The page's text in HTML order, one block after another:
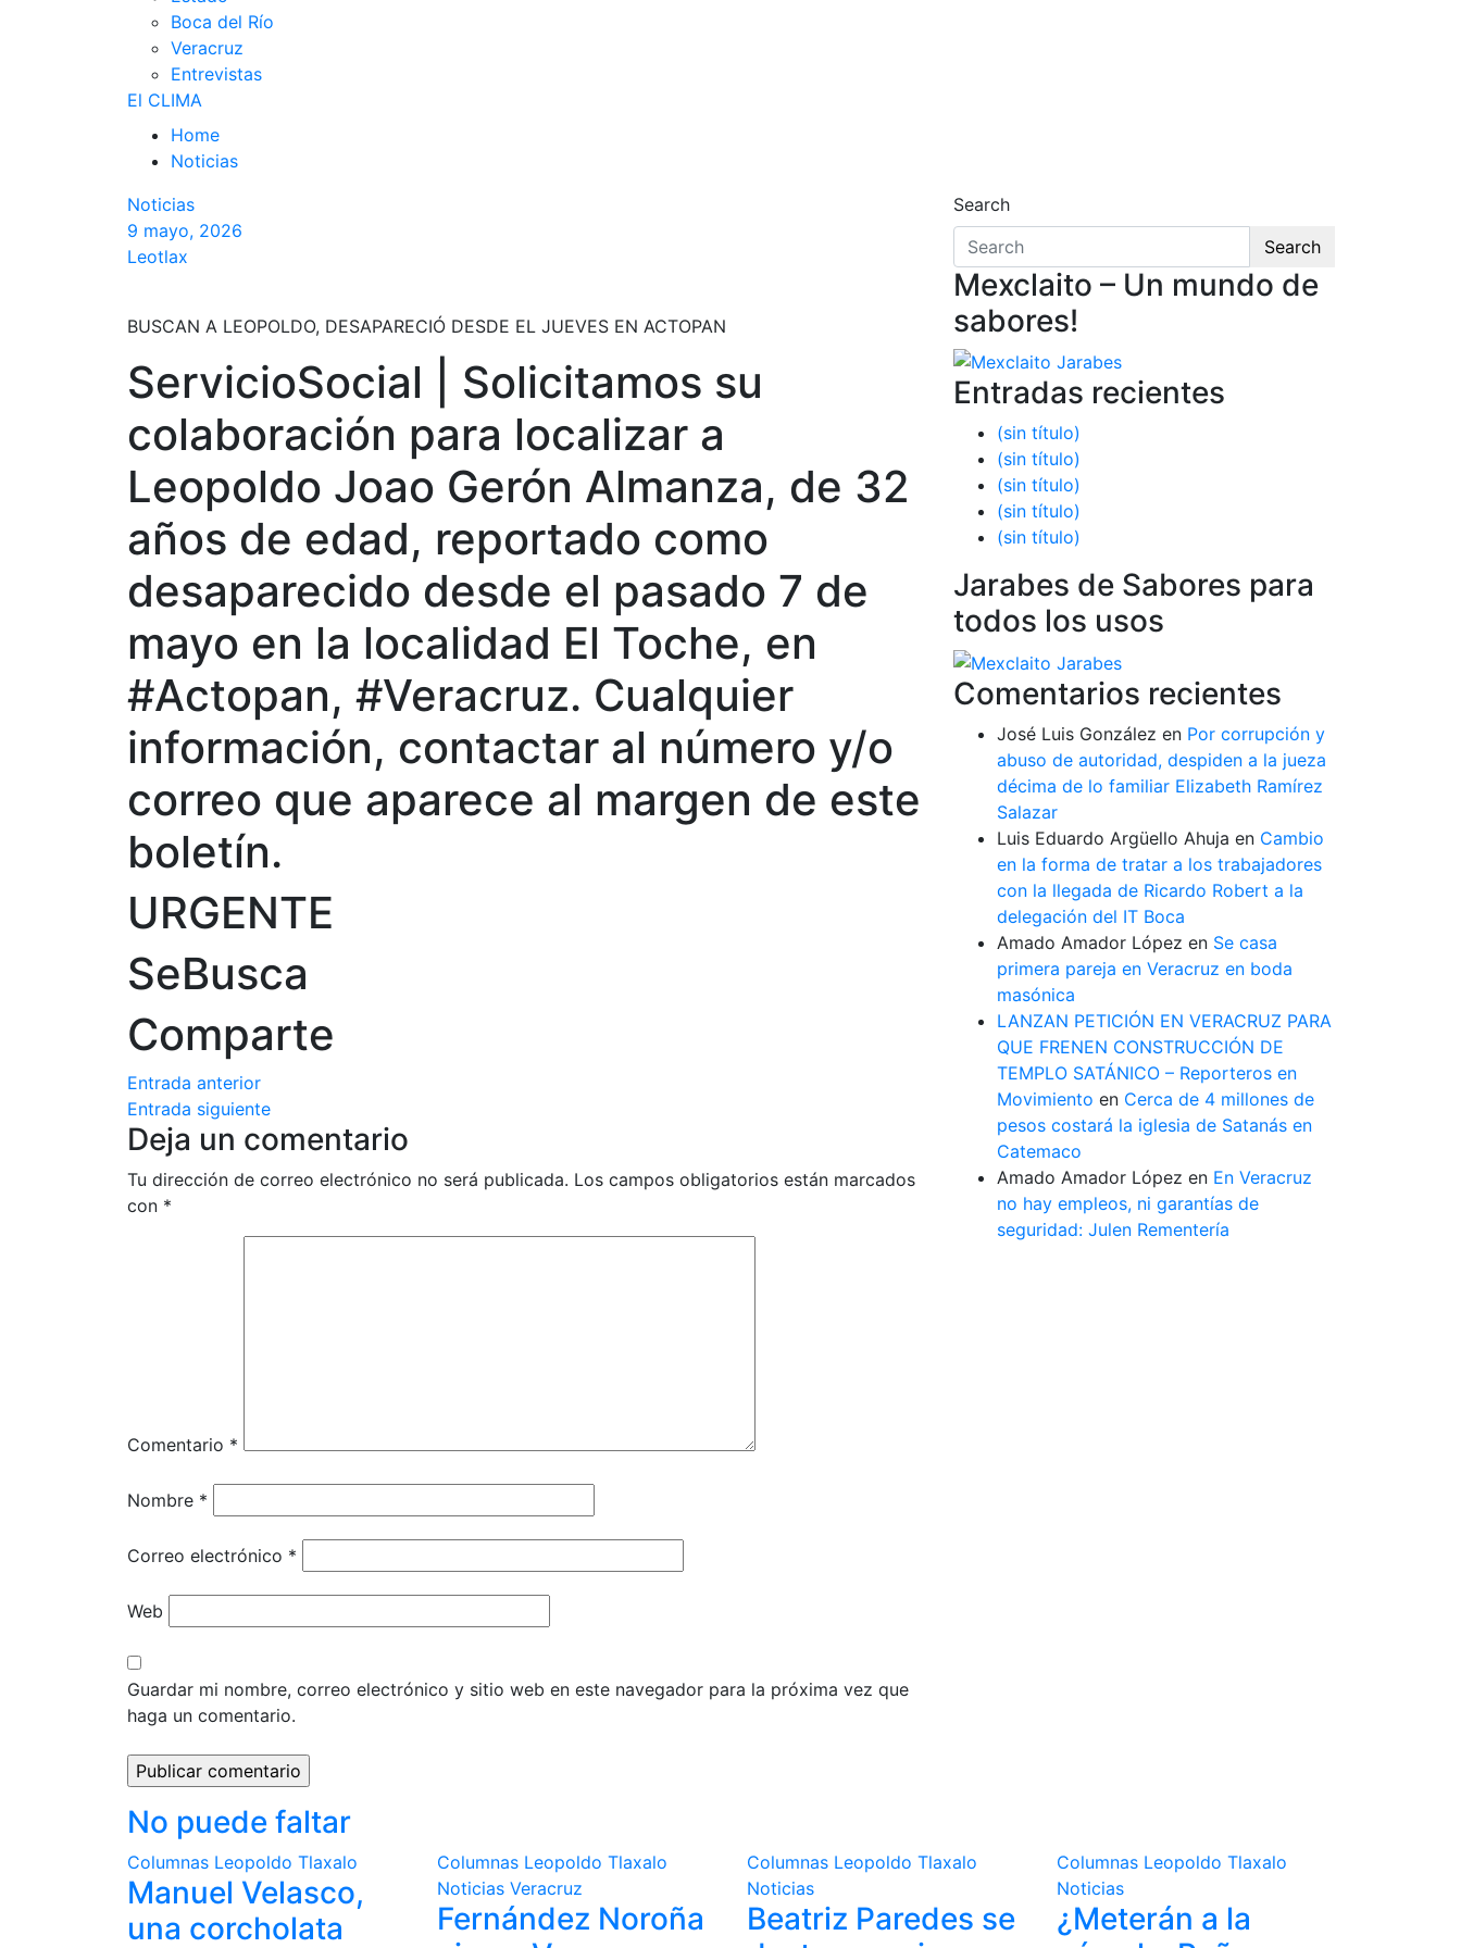
Boca del Río
Veracruz
Entrevistas
El CLIMA
Home
Noticias
Noticias
9 mayo, 2026
Leotlax
BUSCAN A LEOPOLDO, DESAPARECIÓ DESDE EL JUEVES EN ACTOPAN
ServicioSocial | Solicitamos su
colaboración para localizar a
Leopoldo Joao Gerón Almanza, de 32
años de edad, reportado como
desaparecido desde el pasado 7 de
mayo en la localidad El Toche, en
#Actopan, #Veracruz. Cualquier
información, contactar al número y/o
correo que aparece al margen de este
boletín.
URGENTE
SeBusca
Comparte
Entrada anterior
Entrada siguiente
Deja un comentario
Tu dirección de correo electrónico no será publicada. Los campos obligatorios están marcados
con *
Comentario *
Nombre *
Correo electrónico *
Web
Guardar mi nombre, correo electrónico y sitio web en este navegador para la próxima vez que
haga un comentario.
Search
Search
Mexclaito – Un mundo de
sabores!
Entradas recientes
(sin título)
(sin título)
(sin título)
(sin título)
(sin título)
Jarabes de Sabores para
todos los usos
Comentarios recientes
José Luis González en Por corrupción y
abuso de autoridad, despiden a la jueza
décima de lo familiar Elizabeth Ramírez
Salazar
Luis Eduardo Argüello Ahuja en Cambio
en la forma de tratar a los trabajadores
con la llegada de Ricardo Robert a la
delegación del IT Boca
Amado Amador López en Se casa
primera pareja en Veracruz en boda
masónica
LANZAN PETICIÓN EN VERACRUZ PARA
QUE FRENEN CONSTRUCCIÓN DE
TEMPLO SATÁNICO – Reporteros en
Movimiento en Cerca de 4 millones de
pesos costará la iglesia de Satanás en
Catemaco
Amado Amador López en En Veracruz
no hay empleos, ni garantías de
seguridad: Julen Rementería
No puede faltar
Columnas Leopoldo Tlaxalo
Manuel Velasco,
una corcholata
Columnas Leopoldo Tlaxalo
Noticias Veracruz
Fernández Noroña
Columnas Leopoldo Tlaxalo
Noticias
Beatriz Paredes se
Columnas Leopoldo Tlaxalo
Noticias
¿Meterán a la